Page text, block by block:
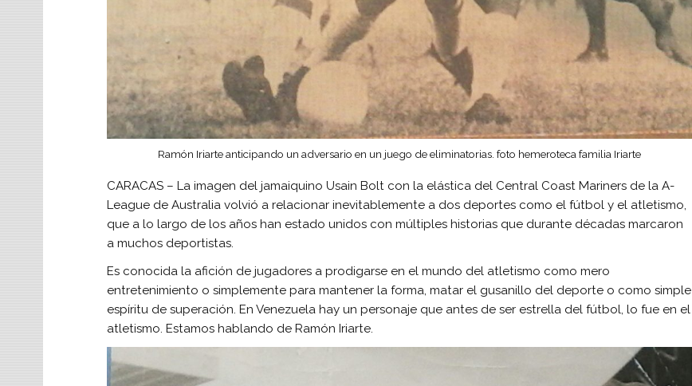
Ramón Iriarte anticipando un adversario en un juego de eliminatorias. foto hemeroteca familia Iriarte
CARACAS – La imagen del jamaiquino Usain Bolt con la elástica del Central Coast Mariners de la A-
League de Australia volvió a relacionar inevitablemente a dos deportes como el fútbol y el atletismo,
que a lo largo de los años han estado unidos con múltiples historias que durante décadas marcaron
a muchos deportistas.
Es conocida la afición de jugadores a prodigarse en el mundo del atletismo como mero
entretenimiento o simplemente para mantener la forma, matar el gusanillo del deporte o como simple
espíritu de superación. En Venezuela hay un personaje que antes de ser estrella del fútbol, lo fue en el
atletismo. Estamos hablando de Ramón Iriarte.